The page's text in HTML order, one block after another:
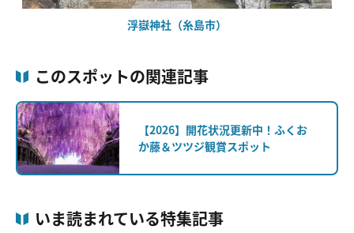
浮嶽神社（糸島市）
このスポットの関連記事
【2026】開花状況更新中！ふくお
か藤＆ツツジ観賞スポット
いま読まれている特集記事